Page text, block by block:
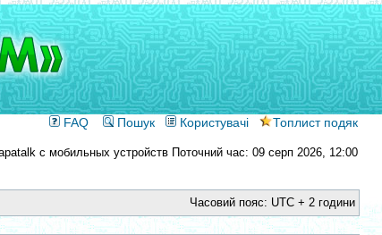
FAQ Пошук Користувачі Топлист подяк
Поточний час: 09 серп 2026, 12:00
Часовий пояс: UTC + 2 години